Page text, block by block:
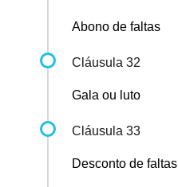
Abono de faltas
Cláusula 32
Gala ou luto
Cláusula 33
Desconto de faltas